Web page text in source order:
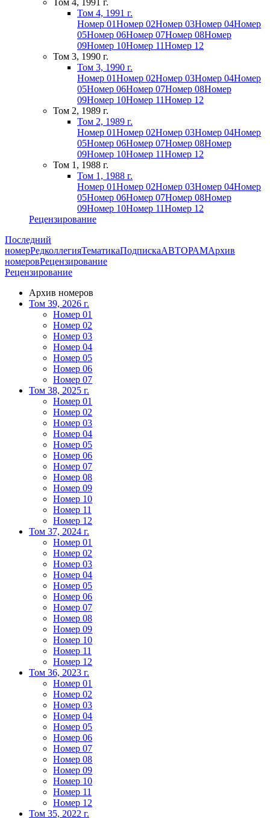
Том 4, 1991 г.
Том 4, 1991 г.
Номер 01Номер 02Номер 03Номер 04Номер
05Номер 06Номер 07Номер 08Номер
09Номер 10Номер 11Номер 12
Том 3, 1990 г.
Том 3, 1990 г.
Номер 01Номер 02Номер 03Номер 04Номер
05Номер 06Номер 07Номер 08Номер
09Номер 10Номер 11Номер 12
Том 2, 1989 г.
Том 2, 1989 г.
Номер 01Номер 02Номер 03Номер 04Номер
05Номер 06Номер 07Номер 08Номер
09Номер 10Номер 11Номер 12
Том 1, 1988 г.
Том 1, 1988 г.
Номер 01Номер 02Номер 03Номер 04Номер
05Номер 06Номер 07Номер 08Номер
09Номер 10Номер 11Номер 12
Рецензирование
Последний
номерРедколлегияТематикаПодпискаАВТОРАМАрхив
номеровРецензирование
Рецензирование
Архив номеров
Том 39, 2026 г.
Номер 01
Номер 02
Номер 03
Номер 04
Номер 05
Номер 06
Номер 07
Том 38, 2025 г.
Номер 01
Номер 02
Номер 03
Номер 04
Номер 05
Номер 06
Номер 07
Номер 08
Номер 09
Номер 10
Номер 11
Номер 12
Том 37, 2024 г.
Номер 01
Номер 02
Номер 03
Номер 04
Номер 05
Номер 06
Номер 07
Номер 08
Номер 09
Номер 10
Номер 11
Номер 12
Том 36, 2023 г.
Номер 01
Номер 02
Номер 03
Номер 04
Номер 05
Номер 06
Номер 07
Номер 08
Номер 09
Номер 10
Номер 11
Номер 12
Том 35, 2022 г.